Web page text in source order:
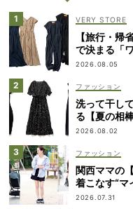
VERY STORE
【旅行・帰
で決まる「
2026.08.05
ファッション
洗って干し
る【夏の相
2026.08.02
ファッション
関西ママの
着こなす“マ
2026.07.31